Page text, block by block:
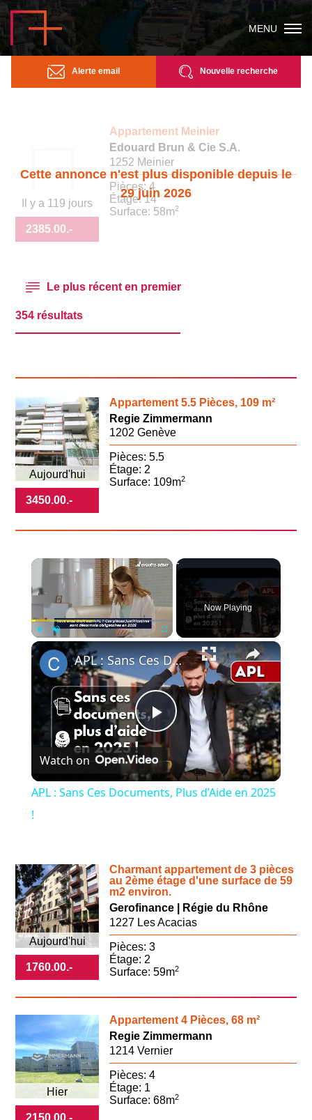
MENU
Alerte email Nouvelle recherche
Cette annonce n'est plus disponible depuis le
29 juin 2026
2385.00.-
Appartement Meinier
Il y a 119 jours
Edouard Brun & Cie S.A.
1252 Meinier
Pièces: 4
Étage: 14
Surface: 58m2
354 résultats
3450.00.-
Appartement 5.5 Pièces, 109 m²
Aujourd'hui
Regie Zimmermann
1202 Genève
Pièces: 5.5
Étage: 2
Surface: 109m2
×
Unmute
Now Playing
×
Play
Video
APL : Sans Ces Documents, Plus d’Aide en 2025 !
Watch on
APL : Sans Ces Documents, Plus d’Aide en 2025
!
1760.00.-
Charmant appartement de 3 pièces
au 2ème étage d'une surface de 59
m2 environ.
Aujourd'hui
Gerofinance | Régie du Rhône
1227 Les Acacias
Pièces: 3
Étage: 2
Surface: 59m2
2150.00.-
Appartement 4 Pièces, 68 m²
Hier
Regie Zimmermann
1214 Vernier
Pièces: 4
Étage: 1
Surface: 68m2